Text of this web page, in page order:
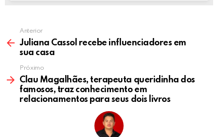
Anterior
Juliana Cassol recebe influenciadores em
sua casa
Próximo
Clau Magalhães, terapeuta queridinha dos
famosos, traz conhecimento em
relacionamentos para seus dois livros